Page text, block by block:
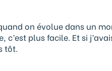
on évolue dans un
c’est plus facile. Et si
tôt.